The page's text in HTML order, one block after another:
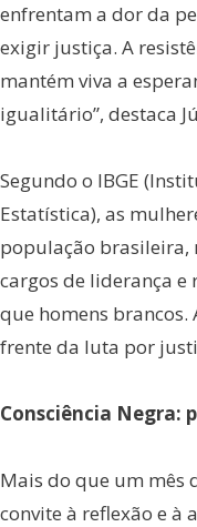
enfrentam a dor da
exigir justiça. A
mantém viva a
igualitário”, destaca
Segundo o IBGE
Estatística), as
população brasileira,
cargos de liderança e
que homens brancos.
frente da luta por
Consciência Negra:
Mais do que um mês
convite à reflexão e à